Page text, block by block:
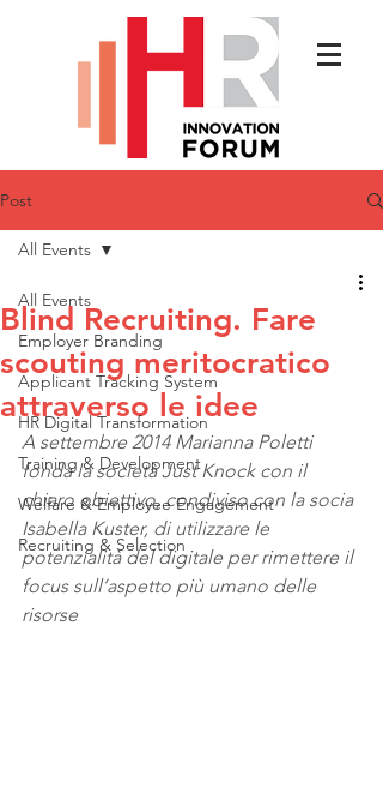
Post
All Events
Employer Branding
Applicant Tracking System
HR Digital Transformation
Training & Development
Welfare & Employee Engagement
Recruiting & Selection
All Events
Blind Recruiting. Fare
scouting meritocratico
attraverso le idee
A settembre 2014 Marianna Poletti
fonda la società Just Knock con il
chiaro obiettivo, condiviso con la socia
Isabella Kuster, di utilizzare le
potenzialità del digitale per rimettere il
focus sull’aspetto più umano delle
risorse